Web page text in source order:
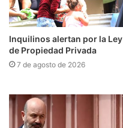
Inquilinos alertan por la Ley
de Propiedad Privada
7 de agosto de 2026